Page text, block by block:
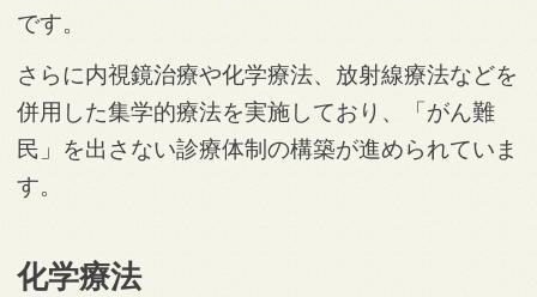
です。
さらに内視鏡治療や化学療法、放射線療法などを
併用した集学的療法を実施しており、「がん難
民」を出さない診療体制の構築が進められていま
す。
化学療法